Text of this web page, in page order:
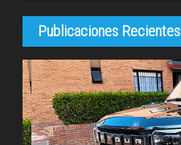
Publicaciones Recientes